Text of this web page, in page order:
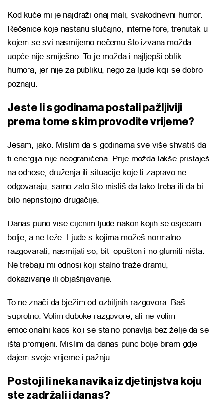
Kod kuće mi je najdraži onaj mali, svakodnevni humor.
Rečenice koje nastanu slučajno, interne fore, trenutak u
kojem se svi nasmijemo nečemu što izvana možda
uopće nije smiješno. To je možda i najljepši oblik
humora, jer nije za publiku, nego za ljude koji se dobro
poznaju.
Jeste li s godinama postali pažljiviji
prema tome s kim provodite vrijeme?
Jesam, jako. Mislim da s godinama sve više shvatiš da
ti energija nije neograničena. Prije možda lakše pristaješ
na odnose, druženja ili situacije koje ti zapravo ne
odgovaraju, samo zato što misliš da tako treba ili da bi
bilo nepristojno drugačije.
Danas puno više cijenim ljude nakon kojih se osjećam
bolje, a ne teže. Ljude s kojima možeš normalno
razgovarati, nasmijati se, biti opušten i ne glumiti ništa.
Ne trebaju mi odnosi koji stalno traže dramu,
dokazivanje ili objašnjavanje.
To ne znači da bježim od ozbiljnih razgovora. Baš
suprotno. Volim duboke razgovore, ali ne volim
emocionalni kaos koji se stalno ponavlja bez želje da se
išta promijeni. Mislim da danas puno bolje biram gdje
dajem svoje vrijeme i pažnju.
Postoji li neka navika iz djetinjstva koju
ste zadržali i danas?